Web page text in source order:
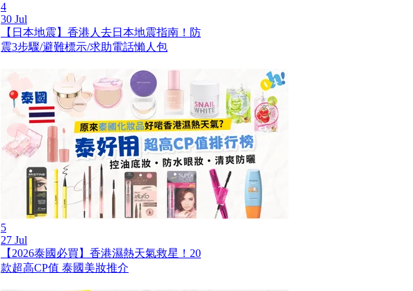
4
30 Jul
【日本地震】香港人去日本地震指南！防
震3步驟/避難標示/求助電話懶人包
5
27 Jul
【2026泰國必買】香港濕熱天氣救星！20
款超高CP值 泰國美妝推介